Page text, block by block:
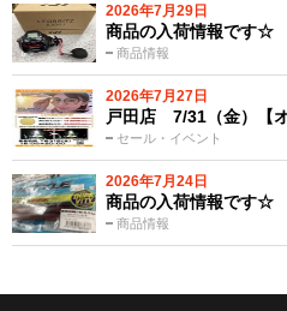
2026年7月29日
商品情報
商品の入荷情報です☆
2026年7月27日
セール・イベント
戸田店 7/31（金）【
2026年7月24日
商品情報
商品の入荷情報です☆